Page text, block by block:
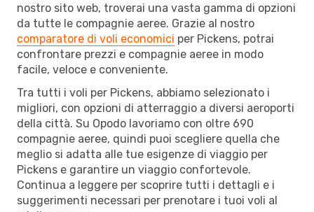
nostro sito web, troverai una vasta gamma di opzioni
da tutte le compagnie aeree. Grazie al nostro
comparatore di voli economici per Pickens, potrai
confrontare prezzi e compagnie aeree in modo
facile, veloce e conveniente.
Tra tutti i voli per Pickens, abbiamo selezionato i
migliori, con opzioni di atterraggio a diversi aeroporti
della città. Su Opodo lavoriamo con oltre 690
compagnie aeree, quindi puoi scegliere quella che
meglio si adatta alle tue esigenze di viaggio per
Pickens e garantire un viaggio confortevole.
Continua a leggere per scoprire tutti i dettagli e i
suggerimenti necessari per prenotare i tuoi voli al